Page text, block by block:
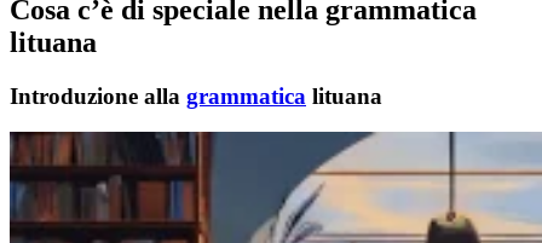
Cosa c’è di speciale nella grammatica
lituana
Introduzione alla grammatica lituana